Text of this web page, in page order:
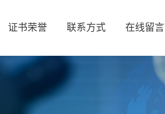
证书荣誉 联系方式 在线留言